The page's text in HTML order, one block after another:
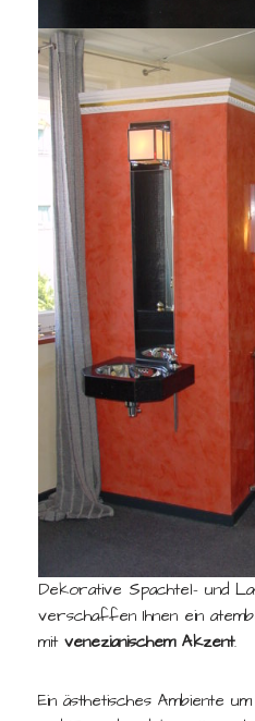
Dekorative Spachtel- und
verschaffen Ihnen ein
mit venezianischem Akzent.
Ein ästhetisches Ambiente